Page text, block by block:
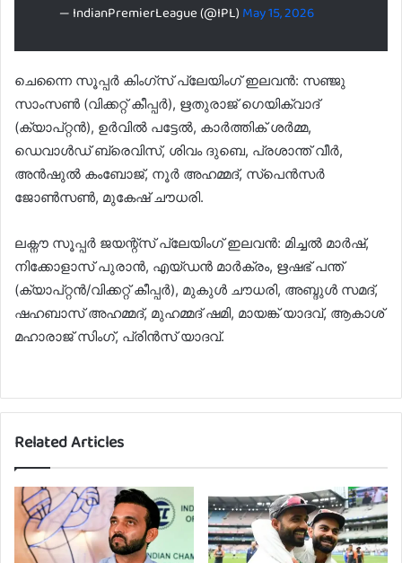
— IndianPremierLeague (@IPL) May 15, 2026
ചെന്നൈ സൂപ്പർ കിംഗ്‌സ് പ്ലേയിംഗ് ഇലവന്‍: സഞ്ജു
സാംസൺ (വിക്കറ്റ് കീപ്പർ), ഋതുരാജ് ഗെയിക്‌വാദ്
(ക്യാപ്റ്റൻ), ഉർവിൽ പട്ടേൽ, കാർത്തിക് ശർമ്മ,
ഡെവാൾഡ് ബ്രെവിസ്, ശിവം ദുബെ, പ്രശാന്ത് വീർ,
അൻഷുൽ കംബോജ്, നൂർ അഹമ്മദ്, സ്പെൻസർ
ജോൺസൺ, മുകേഷ് ചൗധരി.
ലക്നൗ സൂപ്പർ ജയന്റ്‌സ് പ്ലേയിംഗ് ഇലവന്‍: മിച്ചൽ മാർഷ്,
നിക്കോളാസ് പുരാൻ, എയ്ഡൻ മാർക്രം, ഋഷഭ് പന്ത്
(ക്യാപ്റ്റൻ/വിക്കറ്റ് കീപ്പർ), മുകുൾ ചൗധരി, അബ്ദുൾ സമദ്,
ഷഹബാസ് അഹമ്മദ്, മുഹമ്മദ് ഷമി, മായങ്ക് യാദവ്, ആകാശ്
മഹാരാജ് സിംഗ്, പ്രിൻസ് യാദവ്.
Related Articles